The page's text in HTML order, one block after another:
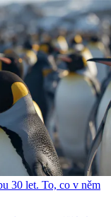
30 let. To, co v něm